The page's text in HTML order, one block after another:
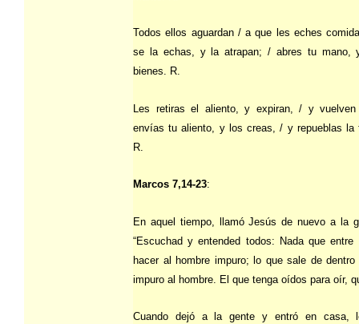
Todos ellos aguardan / a que les eches
se la echas, y la atrapan; / abres tu mano,
bienes. R.
Les retiras el aliento, y expiran, / y
envías tu aliento, y los creas, / y repueblas la
R.
Marcos 7,14-23:
En aquel tiempo, llamó Jesús de nuevo a la
“Escuchad y entended todos: Nada que entre
hacer al hombre impuro; lo que sale de
impuro al hombre. El que tenga oídos para oír,
Cuando dejó a la gente y entró en casa,